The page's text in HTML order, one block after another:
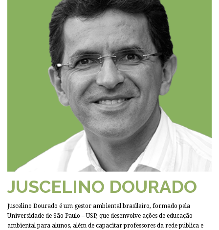
JUSCELINO DOURADO
Juscelino Dourado é um gestor ambiental brasileiro, formado pela
Universidade de São Paulo – USP, que desenvolve ações de educação
ambiental para alunos, além de capacitar professores da rede pública e